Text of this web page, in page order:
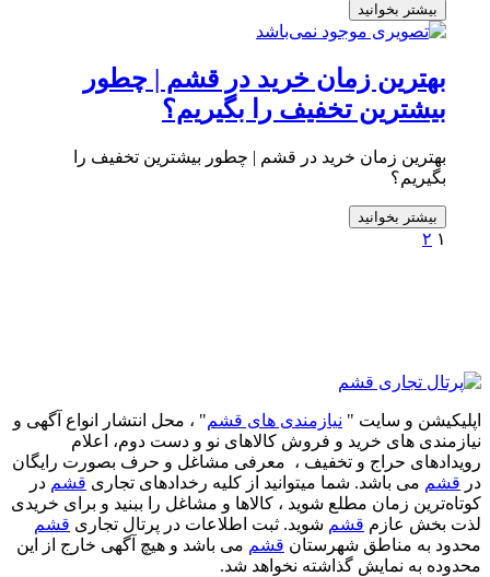
بیشتر بخوانید
بهترین زمان خرید در قشم | چطور
بیشترین تخفیف را بگیریم؟
بهترین زمان خرید در قشم | چطور بیشترین تخفیف را
بگیریم؟
بیشتر بخوانید
۱ ۲
اپلیکیشن و سایت " نیازمندی های قشم" ، محل انتشار انواع آگهی و
نیازمندی های خرید و فروش کالاهای نو و دست‌ دوم، اعلام
رویدادهای حراج و تخفیف ، معرفی مشاغل و حرف بصورت رایگان
در قشم می باشد. شما میتوانید از کلیه رخدادهای تجاری قشم در
کوتاه‌ترین زمان مطلع شوید ، کالاها و مشاغل را ببنید و برای خریدی
لذت بخش عازم قشم شوید. ثبت اطلاعات در پرتال تجاری قشم
محدود به مناطق شهرستان قشم می باشد و هیچ آگهی خارج از این
محدوده به نمایش گذاشته نخواهد شد.